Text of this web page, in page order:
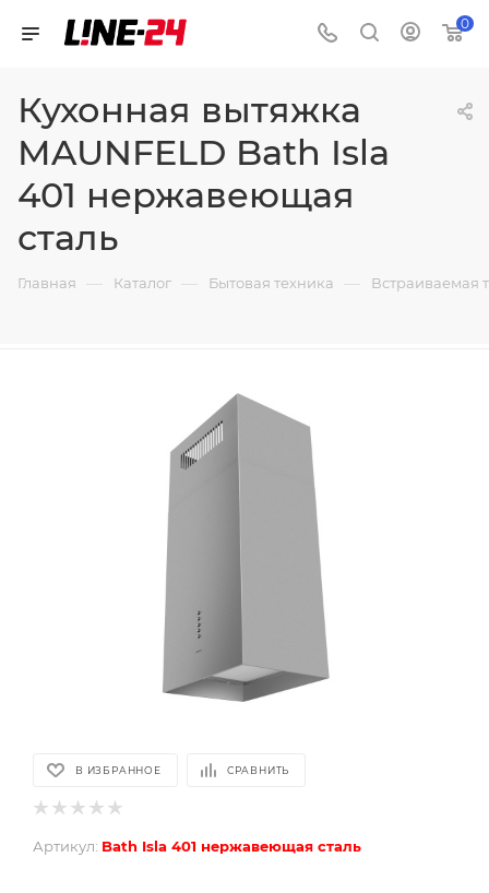
0
Кухонная вытяжка
MAUNFELD Bath Isla
401 нержавеющая
сталь
Главная — Каталог — Бытовая техника — Встраиваемая
В ИЗБРАННОЕ СРАВНИТЬ
Артикул: Bath Isla 401 нержавеющая сталь